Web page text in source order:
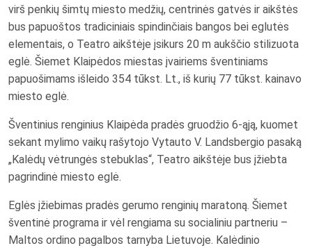
virš penkių šimtų miesto medžių, centrinės gatvės ir aikštės
bus papuoštos tradiciniais spindinčiais bangos bei eglutės
elementais, o Teatro aikštėje įsikurs 20 m aukščio stilizuota
eglė. Šiemet Klaipėdos miestas įvairiems šventiniams
papuošimams išleido 354 tūkst. Lt., iš kurių 77 tūkst. kainavo
miesto eglė.
Šventinius renginius Klaipėda pradės gruodžio 6-ąją, kuomet
sekant mylimo vaikų rašytojo Vytauto V. Landsbergio pasaką
„Kalėdų vėtrungės stebuklas“, Teatro aikštėje bus įžiebta
pagrindinė miesto eglė.
Eglės įžiebimas pradės gerumo renginių maratoną. Šiemet
šventinė programa ir vėl rengiama su socialiniu partneriu –
Maltos ordino pagalbos tarnyba Lietuvoje. Kalėdinio